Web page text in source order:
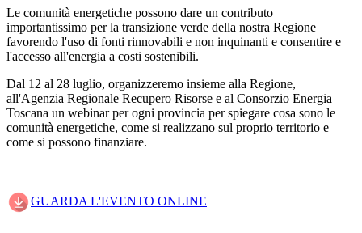
Le comunità energetiche possono dare un contributo
importantissimo per la transizione verde della nostra Regione
favorendo l'uso di fonti rinnovabili e non inquinanti e consentire e
l'accesso all'energia a costi sostenibili.
Dal 12 al 28 luglio, organizzeremo insieme alla Regione,
all'Agenzia Regionale Recupero Risorse e al Consorzio Energia
Toscana un webinar per ogni provincia per spiegare cosa sono le
comunità energetiche, come si realizzano sul proprio territorio e
come si possono finanziare.
GUARDA L'EVENTO ONLINE